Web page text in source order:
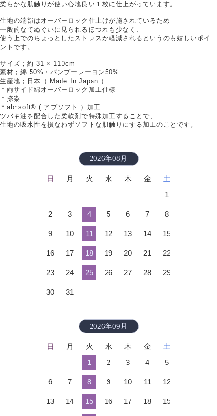
柔らかな肌触りが使い心地良い１枚に仕上がっています。
生地の端部はオーバーロック仕上げが施されているため
一般的なてぬぐいに見られるほつれも少なく、
使う上でのちょっとしたストレスが軽減されるというのも嬉しいポイ
ントです。
サイズ；約 31 × 110cm
素材；綿 50%・バンブーレーヨン50%
生産地；日本（ Made In Japan ）
＊両サイド綿オーバーロック加工仕様
＊捺染
＊ab･soft® ( アブソフト ）加工
ツバキ油を配合した柔軟剤で特殊加工することで、
生地の吸水性を損なわずソフトな肌触りにする加工のことです。
2026年08月
日 月 火 水 木 金
土
1
2 3 4 5 6 7 8
9 10 11 12 13 14 15
16 17 18 19 20 21 22
23 24 25 26 27 28 29
30 31
2026年09月
日 月 火 水 木 金
土
1
2 3 4 5
6 7 8 9 10 11 12
13 14 15 16 17 18 19